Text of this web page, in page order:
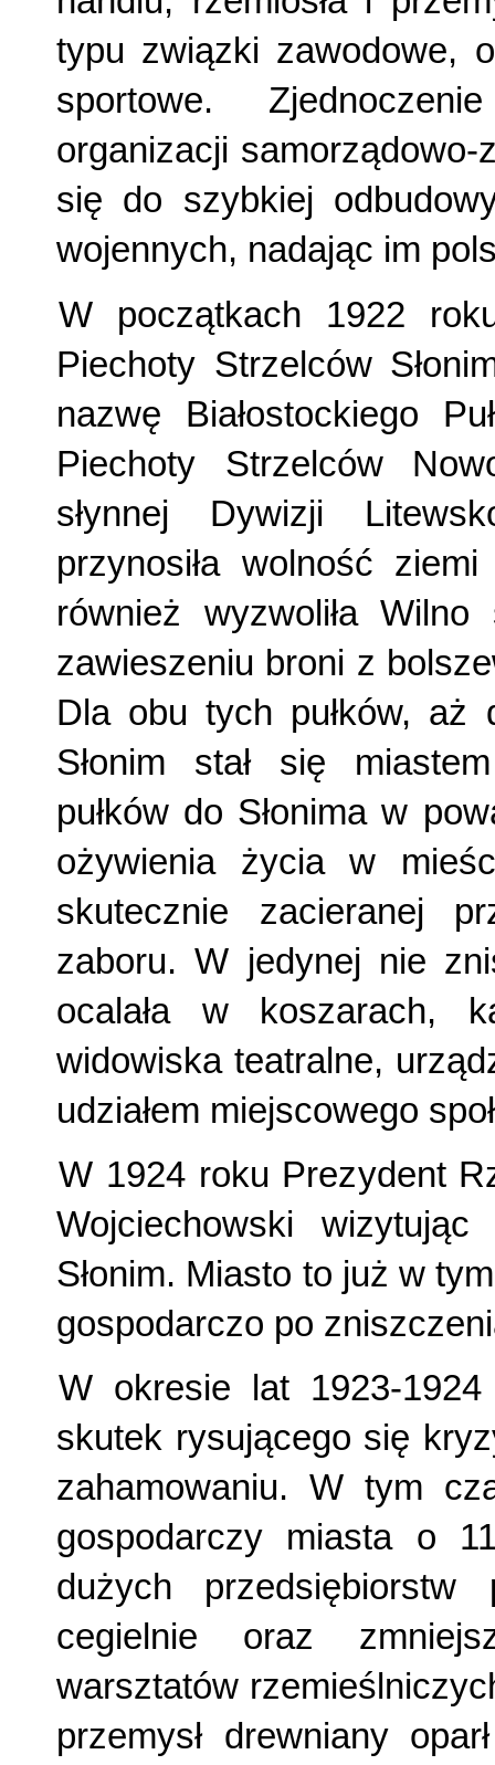
typu związki zawodowe,
sportowe.
organizacji samorządowo-
się do szybkiej
wojennych, nadając im
W początkach 1922
Piechoty Strzelców
nazwę Białostockiego
Piechoty Strzelców
słynnej Dywizji
przynosiła wolność
również wyzwoliła
zawieszeniu broni z
Dla obu tych pułków,
Słonim stał się
pułków do Słonima w
ożywienia życia w
skutecznie zacieranej
zaboru. W jedynej nie
ocalała w koszarach,
widowiska teatralne,
udziałem miejscowego
W 1924 roku Prezydent
Wojciechowski
Słonim. Miasto to już w
gospodarczo po
W okresie lat 1923-
skutek rysującego się
zahamowaniu. W tym
gospodarczy miasta o
dużych
cegielnie oraz
warsztatów
przemysł drewniany